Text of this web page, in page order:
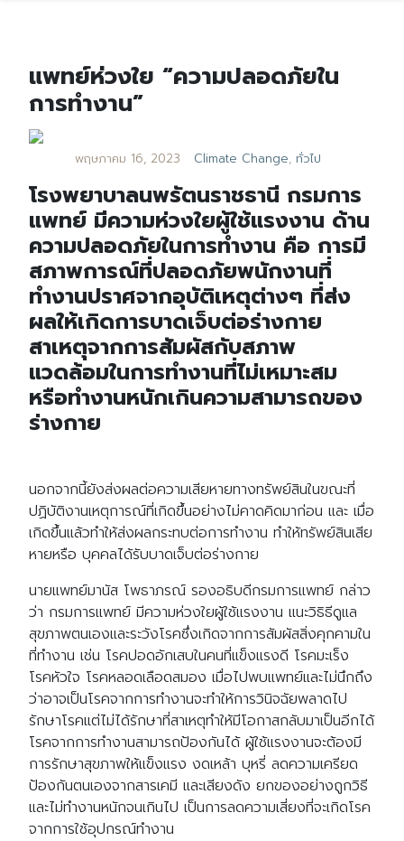
แพทย์ห่วงใย “ความปลอดภัยใน
การทำงาน”
พฤษภาคม 16, 2023 Climate Change, ทั่วไป
โรงพยาบาลนพรัตนราชธานี กรมการ
แพทย์ มีความห่วงใยผู้ใช้แรงงาน ด้าน
ความปลอดภัยในการทำงาน คือ การมี
สภาพการณ์ที่ปลอดภัยพนักงานที่
ทำงานปราศจากอุบัติเหตุต่างๆ ที่ส่ง
ผลให้เกิดการบาดเจ็บต่อร่างกาย
สาเหตุจากการสัมผัสกับสภาพ
แวดล้อมในการทำงานที่ไม่เหมาะสม
หรือทำงานหนักเกินความสามารถของ
ร่างกาย
นอกจากนี้ยังส่งผลต่อความเสียหายทางทรัพย์สินในขณะที่
ปฏิบัติงานเหตุการณ์ที่เกิดขึ้นอย่างไม่คาดคิดมาก่อน และ เมื่อ
เกิดขึ้นแล้วทำให้ส่งผลกระทบต่อการทำงาน ทำให้ทรัพย์สินเสีย
หายหรือ บุคคลได้รับบาดเจ็บต่อร่างกาย
นายแพทย์มานัส โพธาภรณ์ รองอธิบดีกรมการแพทย์ กล่าว
ว่า กรมการแพทย์ มีความห่วงใยผู้ใช้แรงงาน แนะวิธิธีดูแล
สุขภาพตนเองและระวังโรคซึ่งเกิดจากการสัมผัสสิ่งคุกคามใน
ที่ทำงาน เช่น โรคปอดอักเสบในคนที่แข็งแรงดี โรคมะเร็ง
โรคหัวใจ โรคหลอดเลือดสมอง เมื่อไปพบแพทย์และไม่นึกถึง
ว่าอาจเป็นโรคจากการทำงานจะทำให้การวินิจฉัยพลาดไป
รักษาโรคแต่ไม่ได้รักษาที่สาเหตุทำให้มีโอกาสกลับมาเป็นอีกได้
โรคจากการทำงานสามารถป้องกันได้ ผู้ใช้แรงงานจะต้องมี
การรักษาสุขภาพให้แข็งแรง งดเหล้า บุหรี่ ลดความเครียด
ป้องกันตนเองจากสารเคมี และเสียงดัง ยกของอย่างถูกวิธี
และไม่ทำงานหนักจนเกินไป เป็นการลดความเสี่ยงที่จะเกิดโรค
จากการใช้อุปกรณ์ทำงาน